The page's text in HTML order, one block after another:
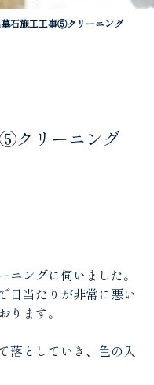
石施工工事⑤クリーニング
クリーニング
ングに伺いました。
日当たりが非常に悪い
ります。
落としていき、色の入